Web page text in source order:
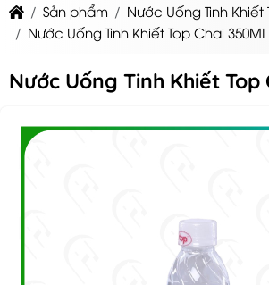
Sản phẩm
Nước Uống Tinh Khiết
Nước Uống Tinh Khiết Top Chai 350ML
Nước Uống Tinh Khiết Top